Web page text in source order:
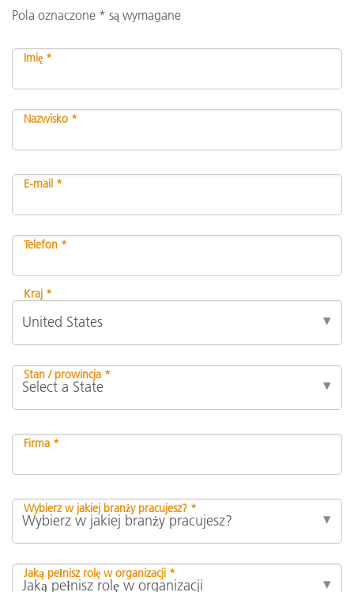
Pola oznaczone * są wymagane
Imię *
Nazwisko *
E-mail *
Telefon *
Kraj *
Stan / prowincja *
Firma *
Wybierz w jakiej branży pracujesz? *
Jaką pełnisz rolę w organizacji *